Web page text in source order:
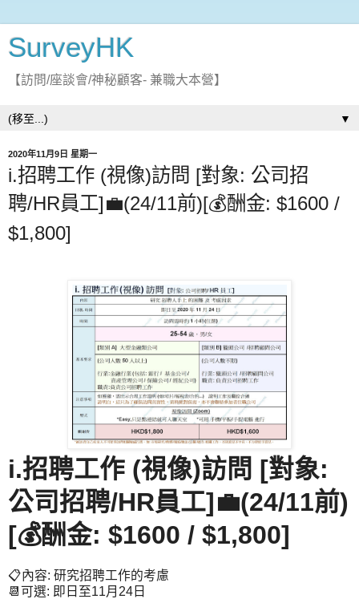
SurveyHK
【訪問/座談會/神秘顧客- 兼職大本營】
▼
2020年11月9日 星期一
i.招聘工作 (視像)訪問 [對象: 公司招
聘/HR員工]💼(24/11前)[💰酬金: $1600 /
$1,800]
i.招聘工作 (視像)訪問 [對象:
公司招聘/HR員工]💼(24/11前)
[💰酬金: $1600 / $1,800]
📋內容: 研究招聘工作的考慮
📆可選: 即日至11月24日